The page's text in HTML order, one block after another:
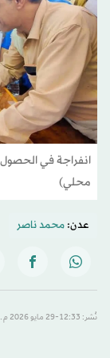
انفراجة في الحصول
محلي)
عدن:محمد ناصر
نُشر: 12:33-29 مايو 2026 م ـ 13 ذو الحِجّة 1447 هـ